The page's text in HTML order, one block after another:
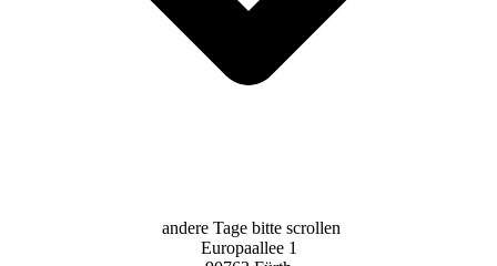
andere Tage bitte scrollen
Europaallee 1